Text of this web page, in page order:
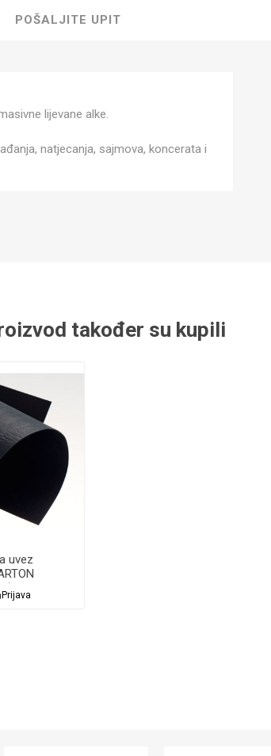
POŠALJITE UPIT
lijevane alke.
natjecanja, sajmova, koncerata i
također su kupili
uvez
100/1
CRNE
Prijava